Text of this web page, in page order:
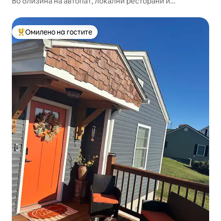
Меѓу најуспешните „Омилени на гостите“
Омилено на гостите